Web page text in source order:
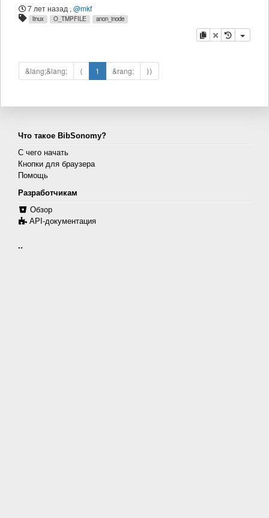
7 лет назад , @mkf
linux O_TMPFILE anon_inode
копировать
удалить
&lang;&lang; ⟨ 1 &rang; ⟩⟩
Что такое BibSonomy?
С чего начать
Кнопки для браузера
Помощь
Разработчикам
Обзор
API-документация
Контакт и защита личных данных